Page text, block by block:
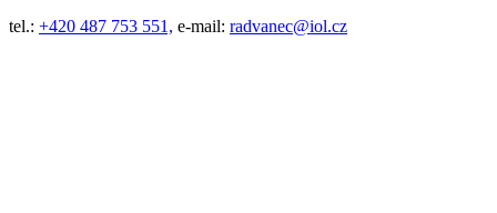
tel.: +420 487 753 551, e-mail: radvanec@iol.cz